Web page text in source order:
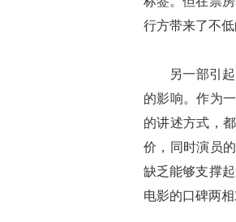
行方带来了不低
另一部引
的影响。作为
的讲述方式，
价，同时演员
缺乏能够支撑
电影的口碑两相